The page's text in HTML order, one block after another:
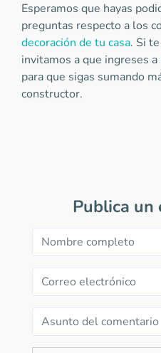
Esperamos que hayas
preguntas respecto a los
decoración de tu casa. Si
invitamos a que ingreses
para que sigas sumando
constructor.
Publica un